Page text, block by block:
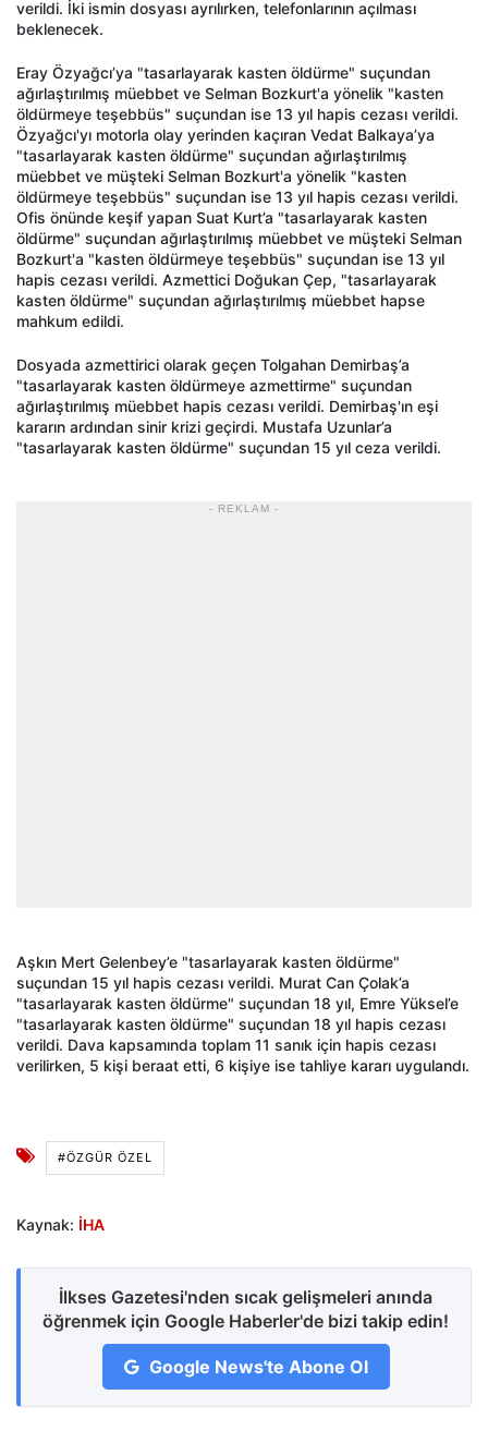
verildi. İki ismin dosyası ayrılırken, telefonlarının açılması
beklenecek.
Eray Özyağcı’ya "tasarlayarak kasten öldürme" suçundan
ağırlaştırılmış müebbet ve Selman Bozkurt'a yönelik "kasten
öldürmeye teşebbüs" suçundan ise 13 yıl hapis cezası verildi.
Özyağcı'yı motorla olay yerinden kaçıran Vedat Balkaya’ya
"tasarlayarak kasten öldürme" suçundan ağırlaştırılmış
müebbet ve müşteki Selman Bozkurt'a yönelik "kasten
öldürmeye teşebbüs" suçundan ise 13 yıl hapis cezası verildi.
Ofis önünde keşif yapan Suat Kurt’a "tasarlayarak kasten
öldürme" suçundan ağırlaştırılmış müebbet ve müşteki Selman
Bozkurt'a "kasten öldürmeye teşebbüs" suçundan ise 13 yıl
hapis cezası verildi. Azmettici Doğukan Çep, "tasarlayarak
kasten öldürme" suçundan ağırlaştırılmış müebbet hapse
mahkum edildi.
Dosyada azmettirici olarak geçen Tolgahan Demirbaş’a
"tasarlayarak kasten öldürmeye azmettirme" suçundan
ağırlaştırılmış müebbet hapis cezası verildi. Demirbaş'ın eşi
kararın ardından sinir krizi geçirdi. Mustafa Uzunlar’a
"tasarlayarak kasten öldürme" suçundan 15 yıl ceza verildi.
- REKLAM -
Aşkın Mert Gelenbey’e "tasarlayarak kasten öldürme"
suçundan 15 yıl hapis cezası verildi. Murat Can Çolak’a
"tasarlayarak kasten öldürme" suçundan 18 yıl, Emre Yüksel’e
"tasarlayarak kasten öldürme" suçundan 18 yıl hapis cezası
verildi. Dava kapsamında toplam 11 sanık için hapis cezası
verilirken, 5 kişi beraat etti, 6 kişiye ise tahliye kararı uygulandı.
#ÖZGÜR ÖZEL
Kaynak: İHA
İlkses Gazetesi'nden sıcak gelişmeleri anında
öğrenmek için Google Haberler'de bizi takip edin!
Google News'te Abone Ol